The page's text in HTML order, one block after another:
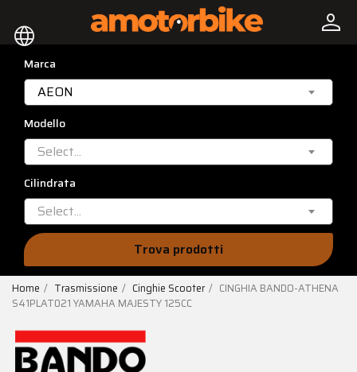
language person
Marca
AEON
Modello
Select...
Cilindrata
Select...
Trova prodotti
Home Trasmissione Cinghie Scooter
CINGHIA BANDO-ATHENA
S41PLAT021 YAMAHA MAJESTY 125CC